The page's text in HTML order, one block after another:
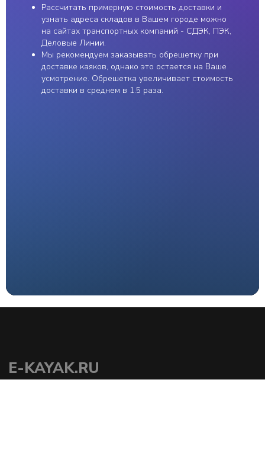
Рассчитать примерную стоимость доставки и
узнать адреса складов в Вашем городе можно
на сайтах транспортных компаний - СДЭК, ПЭК,
Деловые Линии.
Мы рекомендуем заказывать обрешетку при
доставке каяков, однако это остается на Ваше
усмотрение. Обрешетка увеличивает стоимость
доставки в среднем в 1.5 раза.
Разработка сайта
Алексеевич | ИНН
501850958869